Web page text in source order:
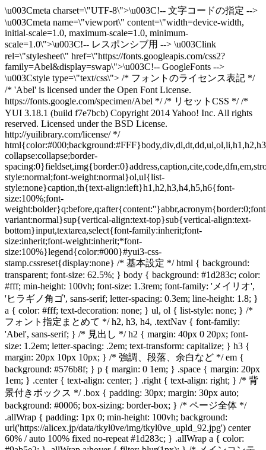
\u003Cmeta charset=\"UTF-8\">\u003C!-- 文字コードの指定 -->
\u003Cmeta name=\"viewport\" content=\"width=device-width,
initial-scale=1.0, maximum-scale=1.0, minimum-
scale=1.0\">\u003C!-- レスポンシブ用 --> \u003Clink
rel=\"stylesheet\" href=\"https://fonts.googleapis.com/css2?
family=Abel&display=swap\">\u003C!-- GoogleFonts -->
\u003Cstyle type=\"text/css\"> /* フォントのライセンス表記 */
/* 'Abel' is licensed under the Open Font License.
https://fonts.google.com/specimen/Abel */ /* リセットCSS */ /*
YUI 3.18.1 (build f7e7bcb) Copyright 2014 Yahoo! Inc. All rights
reserved. Licensed under the BSD License.
http://yuilibrary.com/license/ */
collapse:collapse;border-
style:normal;font-weight:normal}ol,ul{list-
style:none}caption,th{text-align:left}h1,h2,h3,h4,h5,h6{font-
size:100%;font-
variant:normal}sup{vertical-align:text-top}sub{vertical-align:text-
bottom}input,textarea,select{font-family:inherit;font-
size:inherit;font-weight:inherit;*font-
size:100%}legend{color:#000}#yui3-css-
stamp.cssreset{display:none} /* 基本設定 */ html { background:
transparent; font-size: 62.5%; } body { background: #1d283c; color:
#fff; min-height: 100vh; font-size: 1.3rem; font-family: 'メイリオ',
'ヒラギノ角ゴ', sans-serif; letter-spacing: 0.3em; line-height: 1.8; }
a { color: #fff; text-decoration: none; } ul, ol { list-style: none; } /*
フォント指定まとめて */ h2, h3, h4, .textNav { font-family:
'Abel', sans-serif; } /* 見出し */ h2 { margin: 40px 0 20px; font-
size: 1.2em; letter-spacing: .2em; text-transform: capitalize; } h3 {
margin: 20px 10px 10px; } /* 強調、段落、余白など */ em {
background: #576b8f; } p { margin: 0 1em; } .space { margin: 20px
1em; } .center { text-align: center; } .right { text-align: right; } /* 背
景付きボックス */ .box { padding: 30px; margin: 30px auto;
background: #0006; box-sizing: border-box; } /* ページ全体 */
.allWrap { padding: 1px 0; min-height: 100vh; background:
url('https://alicex.jp/data/tkyl0ve/img/tkyl0ve_upld_92.jpg') center
60% / auto 100% fixed no-repeat #1d283c; } .allWrap a { color: